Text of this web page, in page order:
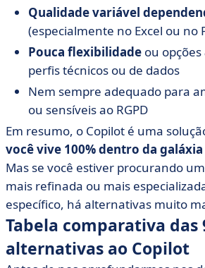
Qualidade variável
(especialmente no Excel ou no
Pouca flexibilidade ou opções
perfis técnicos ou de dados
Nem sempre adequado para
ou sensíveis ao RGPD
Em resumo, o Copilot é uma
você vive 100% dentro da
Mas se você estiver procurando
mais refinada ou mais
específico, há alternativas muito
Tabela comparativa das
alternativas ao Copilot